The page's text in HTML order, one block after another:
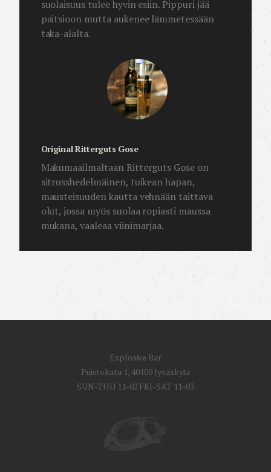
suolaisuus tulee hyvin esiin. Pippuri jää
paitsioon mutta aukenee lämmetessään
taka-alalta.
Original Ritterguts Gose
Makumaailmaltaan Ritterguts Gose on
sitrusshedelmäinen, tuikean hapan,
mausteisuuden kautta vehnään taittava
olut, jossa myös suolaa ropiasti maussa
mukana, vaaleaa viinimarjaa.
Explosive Bar
Puistokatu 1, 40100 Jyväskylä
SUN-THU 11-02 FRI-SAT 11-03